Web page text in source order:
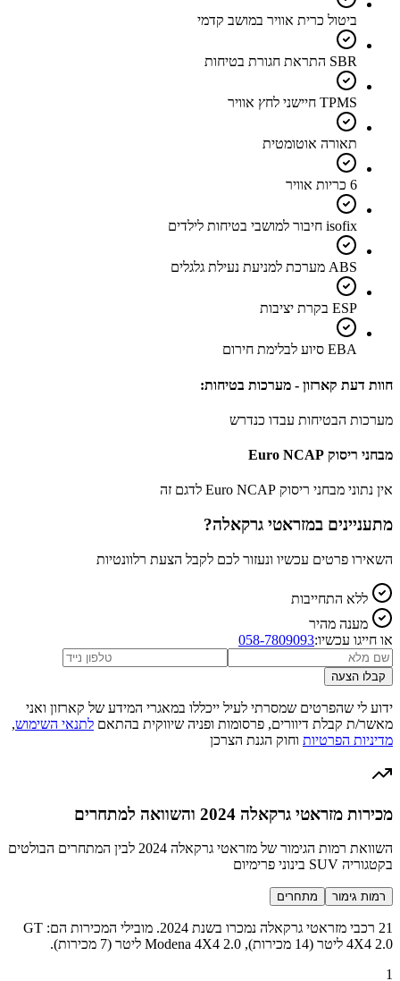
ביטול כרית אוויר במושב קדמי
SBR התראת חגורת בטיחות
TPMS חיישני לחץ אוויר
תאורה אוטומטית
6 כריות אוויר
isofix חיבור למושבי בטיחות לילדים
ABS מערכת למניעת נעילת גלגלים
ESP בקרת יציבות
EBA סיוע לבלימת חירום
חוות דעת קארזון - מערכות בטיחות:
מערכות הבטיחות עבדו כנדרש
מבחני ריסוק Euro NCAP
אין נתוני מבחני ריסוק Euro NCAP לדגם זה
מתעניינים במזראטי גרקאלה?
השאירו פרטים עכשיו ונעזור לכם לקבל הצעת רלוונטיות
ללא התחייבות
מענה מהיר
או חייגו עכשיו:058-7809093
קבלו הצעה
ידוע לי שהפרטים שמסרתי לעיל ייכללו במאגרי המידע של קארזון ואני
מאשר/ת קבלת דיוורים, פרסומות ופניה שיווקית בהתאם לתנאי השימוש,
מדיניות הפרטיות וחוק הגנת הצרכן
מכירות מזראטי גרקאלה 2024 והשוואה למתחרים
השוואת רמות הגימור של מזראטי גרקאלה 2024 לבין המתחרים הבולטים
בקטגוריה SUV בינוני פרימיום
רמות גימור מתחרים
21 רכבי מזראטי גרקאלה נמכרו בשנת 2024. מובילי המכירות הם: GT
4X4 2.0 ליטר (14 מכירות), Modena 4X4 2.0 ליטר (7 מכירות).
1